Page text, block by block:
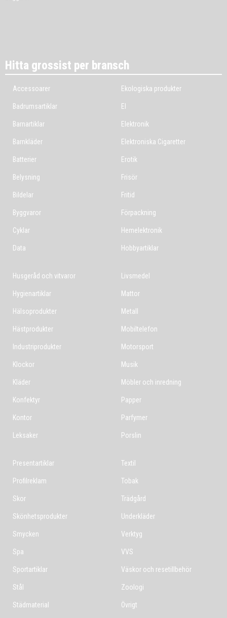
Hitta grossist per bransch
Accessoarer
Badrumsartiklar
Barnartiklar
Barnkläder
Batterier
Belysning
Bildelar
Byggvaror
Cyklar
Data
Ekologiska produkter
El
Elektronik
Elektroniska Cigaretter
Erotik
Frisör
Fritid
Förpackning
Hemelektronik
Hobbyartiklar
Husgeråd och vitvaror
Hygienartiklar
Hälsoprodukter
Hästprodukter
Industriprodukter
Klockor
Kläder
Konfektyr
Kontor
Leksaker
Livsmedel
Mattor
Metall
Mobiltelefon
Motorsport
Musik
Möbler och inredning
Papper
Parfymer
Porslin
Presentartiklar
Profilreklam
Skor
Skönhetsprodukter
Smycken
Spa
Sportartiklar
Stål
Städmaterial
Textil
Tobak
Trädgård
Underkläder
Verktyg
VVS
Väskor och resetillbehör
Zoologi
Övrigt